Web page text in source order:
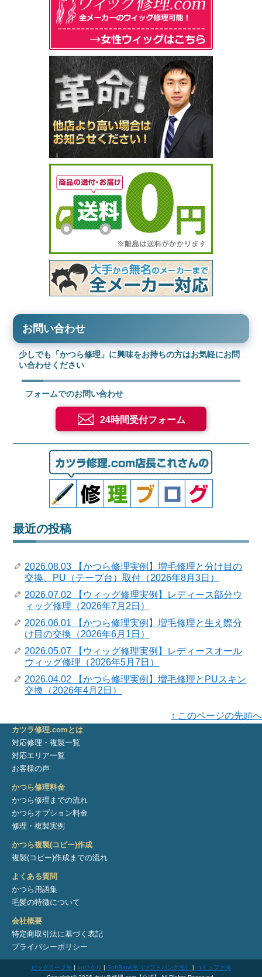
お問い合わせ
少しでも「かつら修理」に興味をお持ちの方はお気軽にお問
い合わせください
フォームでのお問い合わせ
24時間受付フォーム
最近の投稿
2026.08.03 【かつら修理実例】増毛修理と分け目の
交換、PU（テープ台）取付（2026年8月3日）
2026.07.02 【ウィッグ修理実例】レディース部分ウ
ィッグ修理（2026年7月2日）
2026.06.01 【かつら修理実例】増毛修理と生え際分
け目の交換（2026年6月1日）
2026.05.07 【ウィッグ修理実例】レディースオール
ウィッグ修理（2026年5月7日）
2026.04.02 【かつら修理実例】増毛修理とPUスキン
交換（2026年4月2日）
↑ このページの先頭へ
カツラ修理.comとは
対応修理・複製一覧
対応エリア一覧
お客様の声
かつら修理料金
かつら修理までの流れ
かつらオプション料金
修理・複製実例
かつら複製(コピー)作成
複製(コピー)作成までの流れ
よくある質問
かつら用語集
毛髪の特徴について
会社概要
特定商取引法に基づく表記
プライバシーポリシー
ビッグローブ光 | auひかり | SoftBank光（ソフトバンク光） | コミュファ光